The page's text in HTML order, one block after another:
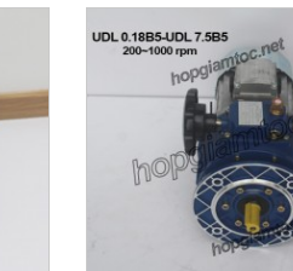
bỉ trong quá trình sử dụng.
ứng với môi trường tốt.
1,4 ~ 1/7 lần
thấp, hoạt động ổn định,
khuấy trộn, vòng quay